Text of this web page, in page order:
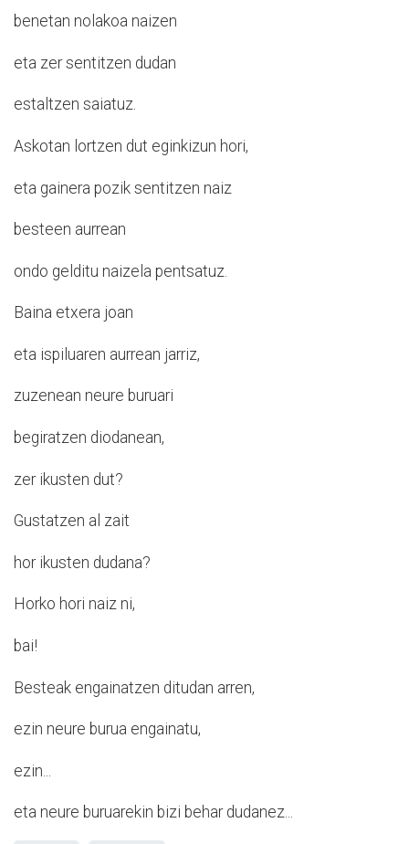
benetan nolakoa naizen
eta zer sentitzen dudan
estaltzen saiatuz.
Askotan lortzen dut eginkizun hori,
eta gainera pozik sentitzen naiz
besteen aurrean
ondo gelditu naizela pentsatuz.
Baina etxera joan
eta ispiluaren aurrean jarriz,
zuzenean neure buruari
begiratzen diodanean,
zer ikusten dut?
Gustatzen al zait
hor ikusten dudana?
Horko hori naiz ni,
bai!
Besteak engainatzen ditudan arren,
ezin neure burua engainatu,
ezin...
eta neure buruarekin bizi behar dudanez...